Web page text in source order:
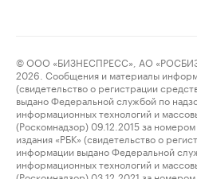
© ООО «БИЗНЕСПРЕСС», АО
2026. Сообщения и материалы
(свидетельство о регистрации
выдано Федеральной службой по
информационных технологий и
(Роскомнадзор) 09.12.2015 за
издания «РБК» (свидетельство о
информации выдано Федеральной
информационных технологий и